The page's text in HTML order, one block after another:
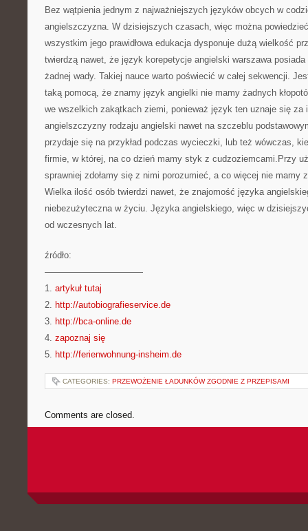
Bez wątpienia jednym z najważniejszych języków obcych w
angielszczyzna. W dzisiejszych czasach, więc można
wszystkim jego prawidłowa edukacja dysponuje dużą wielkość
twierdzą nawet, że język korepetycje angielski warszawa
żadnej wady. Takiej nauce warto poświecić w całej sekwencji.
taką pomocą, że znamy język angielki nie mamy żadnych
we wszelkich zakątkach ziemi, ponieważ język ten uznaje się za
angielszczyzny rodzaju angielski nawet na szczeblu
przydaje się na przykład podczas wycieczki, lub też wówczas,
firmie, w której, na co dzień mamy styk z cudzoziemcami.Przy
sprawniej zdołamy się z nimi porozumieć, a co więcej nie mamy
Wielka ilość osób twierdzi nawet, że znajomość języka
niebezużyteczna w życiu. Języka angielskiego, więc w
od wczesnych lat.
źródło:
———————————
1. artykuł tutaj
2. http://autobiografieservice.de
3. http://bca-online.de
4. zapoznaj się
5. http://ferienwohnung-insheim.de
CATEGORIES: PRZEWOŻENIE ŁADUNKÓW ZGODNIE Z PRZEPISAMI
Comments are closed.